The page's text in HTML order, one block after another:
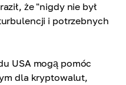
że "nigdy nie był
i potrzebnych
USA mogą pomóc
dla kryptowalut,